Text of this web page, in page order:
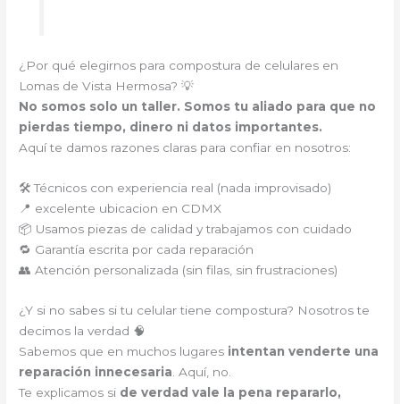
¿Por qué elegirnos para compostura de celulares en
Lomas de Vista Hermosa? 💡
No somos solo un taller. Somos tu aliado para que no
pierdas tiempo, dinero ni datos importantes.
Aquí te damos razones claras para confiar en nosotros:
🛠️ Técnicos con experiencia real (nada improvisado)
📍 excelente ubicacion en CDMX
📦 Usamos piezas de calidad y trabajamos con cuidado
🔁 Garantía escrita por cada reparación
👥 Atención personalizada (sin filas, sin frustraciones)
¿Y si no sabes si tu celular tiene compostura? Nosotros te
decimos la verdad 🧠
Sabemos que en muchos lugares intentan venderte una
reparación innecesaria . Aquí, no.
Te explicamos si de verdad vale la pena repararlo,